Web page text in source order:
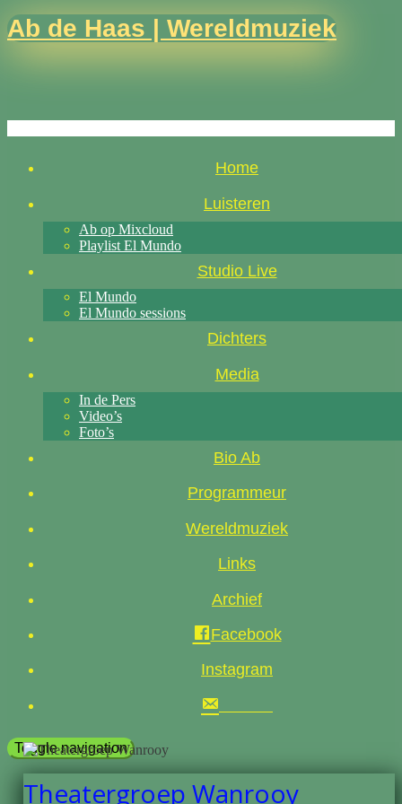
Ab de Haas | Wereldmuziek
Home
Luisteren
Ab op Mixcloud
Playlist El Mundo
Studio Live
El Mundo
El Mundo sessions
Dichters
Media
In de Pers
Video’s
Foto’s
Bio Ab
Programmeur
Wereldmuziek
Links
Archief
Facebook
Instagram
Toggle navigation
Theatergroep Wanrooy